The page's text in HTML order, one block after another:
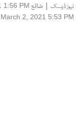
نیوز ڈیسک | شائع 1:56 PM
March 2, 2021 5:53 PM